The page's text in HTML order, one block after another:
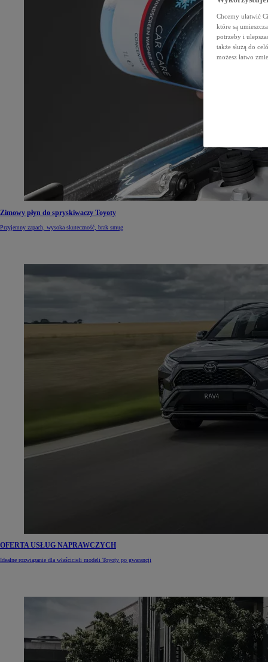
Zimowy płyn do spryskiwaczy Toyoty
Przyjemny zapach, wysoka skuteczność, brak smug
OFERTA USŁUG NAPRAWCZYCH
Idealne rozwiązanie dla właścicieli modeli Toyoty po gwarancji
Chcemy ułatwić
które są
potrzeby i
także służą do
możesz łatwo